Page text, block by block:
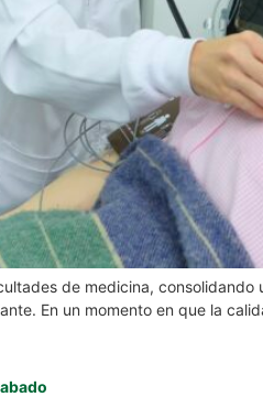
de medicina,
En un momento en que la